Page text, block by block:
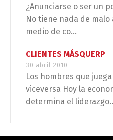
¿Anunciarse o ser un
No tiene nada de
medio de co...
CLIENTES MÁSQUERP
30 abril 2010
Los hombres que
viceversa Hoy la
determina el